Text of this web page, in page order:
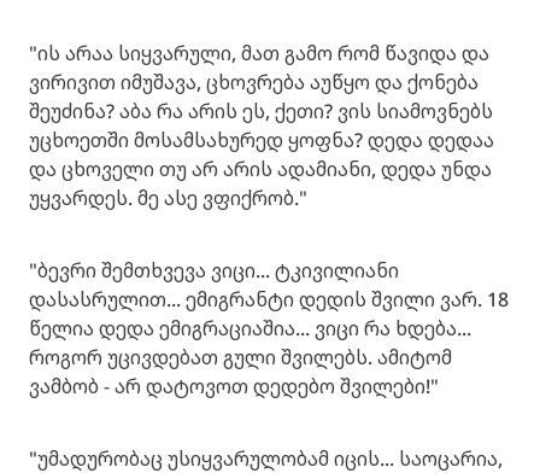
"ის არაა სიყვარული, მათ გამო რომ წავიდა და
ვირივით იმუშავა, ცხოვრება აუწყო და ქონება
შეუძინა? აბა რა არის ეს, ქეთი? ვის სიამოვნებს
უცხოეთში მოსამსახურედ ყოფნა? დედა დედაა
და ცხოველი თუ არ არის ადამიანი, დედა უნდა
უყვარდეს. მე ასე ვფიქრობ."
"ბევრი შემთხვევა ვიცი... ტკივილიანი
დასასრულით... ემიგრანტი დედის შვილი ვარ. 18
წელია დედა ემიგრაციაშია... ვიცი რა ხდება...
როგორ უცივდებათ გული შვილებს. ამიტომ
ვამბობ - არ დატოვოთ დედებო შვილები!"
"უმადურობაც უსიყვარულობამ იცის... საოცარია,